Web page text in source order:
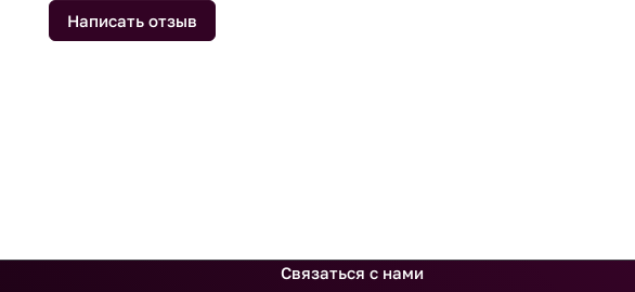
Написать отзыв
Связаться с нами